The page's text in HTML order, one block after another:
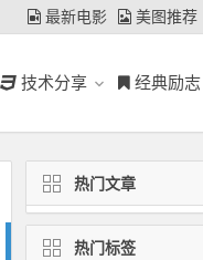
最新电影 美图推荐
技术分享 经典励志
热门文章
热门标签